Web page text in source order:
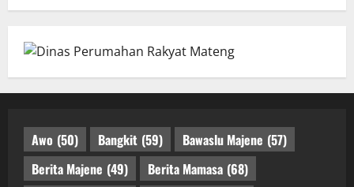
Awo (50) Bangkit (59) Bawaslu Majene (57)
Berita Majene (49) Berita Mamasa (68)